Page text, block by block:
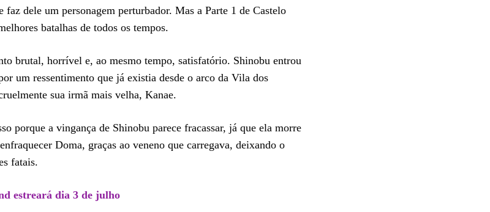
dele um personagem perturbador. Mas a Parte 1 de Castelo
batalhas de todos os tempos.
brutal, horrível e, ao mesmo tempo, satisfatório. Shinobu entrou
um ressentimento que já existia desde o arco da Vila dos
sua irmã mais velha, Kanae.
porque a vingança de Shinobu parece fracassar, já que ela morre
Doma, graças ao veneno que carregava, deixando o
fatais.
estreará dia 3 de julho